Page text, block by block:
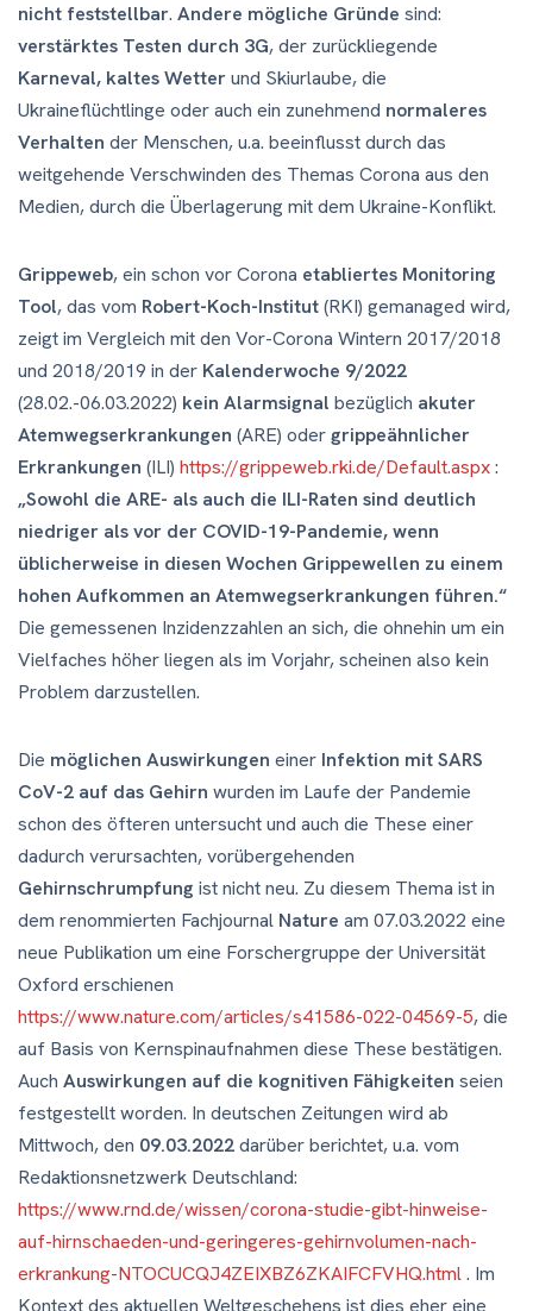
nicht feststellbar. Andere mögliche Gründe sind:
verstärktes Testen durch 3G, der zurückliegende
Karneval, kaltes Wetterund Skiurlaube, die
Ukraineflüchtlinge oder auch ein zunehmend normaleres
Verhalten der Menschen, u.a. beeinflusst durch das
weitgehende Verschwinden des Themas Corona aus den
Medien, durch die Überlagerung mit dem Ukraine-Konflikt.
Grippeweb, ein schon vor Corona etabliertes Monitoring
Tool, das vom Robert-Koch-Institut(RKI) gemanaged wird,
zeigt im Vergleich mit den Vor-Corona Wintern 2017/2018
und 2018/2019 in der Kalenderwoche 9/2022
(28.02.-06.03.2022) kein Alarmsignal bezüglich akuter
Atemwegserkrankungen (ARE) odergrippeähnlicher
Erkrankungen (ILI) https://grippeweb.rki.de/Default.aspx:
„Sowohl die ARE- als auch die ILI-Raten sind deutlich
niedriger als vor der COVID-19-Pandemie, wenn
üblicherweise in diesen Wochen Grippewellen zu einem
hohen Aufkommen an Atemwegserkrankungen führen.“
Die gemessenen Inzidenzzahlen an sich, die ohnehin um ein
Vielfaches höher liegen als im Vorjahr, scheinen also kein
Problem darzustellen.
Die möglichen Auswirkungen einer Infektion mit SARS
CoV-2 auf das Gehirn wurden im Laufe der Pandemie
schon des öfteren untersucht und auch die These einer
dadurch verursachten, vorübergehenden
Gehirnschrumpfung ist nicht neu. Zu diesem Thema ist in
dem renommierten Fachjournal Nature am 07.03.2022 eine
neue Publikation um eine Forschergruppe der Universität
Oxford erschienen
https://www.nature.com/articles/s41586-022-04569-5, die
auf Basis von Kernspinaufnahmen diese These bestätigen.
Auch Auswirkungen auf die kognitiven Fähigkeiten seien
festgestellt worden. In deutschen Zeitungen wird ab
Mittwoch, den 09.03.2022darüber berichtet, u.a. vom
Redaktionsnetzwerk Deutschland:
https://www.rnd.de/wissen/corona-studie-gibt-hinweise-
auf-hirnschaeden-und-geringeres-gehirnvolumen-nach-
erkrankung-NTOCUCQJ4ZEIXBZ6ZKAIFCFVHQ.html. Im
Kontext des aktuellen Weltgeschehens ist dies eher eine